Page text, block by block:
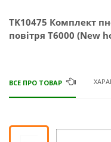
Категорії
Відгуки
TK10475 Комплект
повітря Т6000 (New
ВСЕ ПРО ТОВАР